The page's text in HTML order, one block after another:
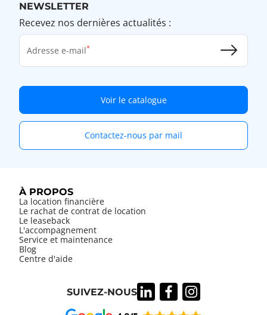
NEWSLETTER
Recevez nos dernières actualités :
Adresse e-mail
Voir le catalogue
Contactez-nous par mail
À PROPOS
La location financière
Le rachat de contrat de location
Le leaseback
L'accompagnement
Service et maintenance
Blog
Centre d'aide
SUIVEZ-NOUS